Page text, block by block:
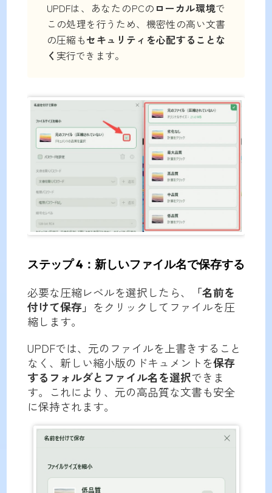
UPDFは、あなたのPCの ローカル環境で
この処理を行うため、機密性の高い文書
の圧縮もセキュリティを心配することな
く 実行できます。
ステップ 4：新しいファイル名で保存する
必要な圧縮レベルを選択したら、
「名前を
付けて保存」 をクリックしてファイルを圧
縮します。
UPDFでは、元のファイルを上書きすること
なく、新しい縮小版のドキュメントを保存
するフォルダとファイル名を選択できま
す。これにより、元の高品質な文書も安全
に保持されます。